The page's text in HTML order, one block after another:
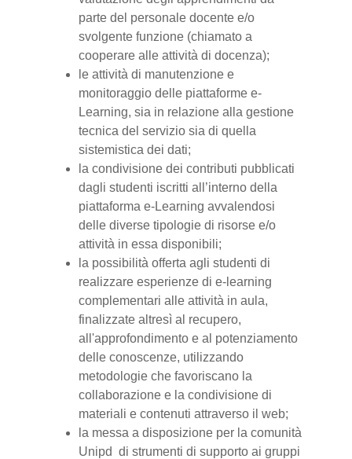
parte del personale docente e/o
svolgente funzione (chiamato a
cooperare alle attività di docenza);
le attività di manutenzione e
monitoraggio delle piattaforme e-
Learning, sia in relazione alla gestione
tecnica del servizio sia di quella
sistemistica dei dati;
la condivisione dei contributi pubblicati
dagli studenti iscritti all’interno della
piattaforma e-Learning avvalendosi
delle diverse tipologie di risorse e/o
attività in essa disponibili;
la possibilità offerta agli studenti di
realizzare esperienze di e-learning
complementari alle attività in aula,
finalizzate altresì al recupero,
all'approfondimento e al potenziamento
delle conoscenze, utilizzando
metodologie che favoriscano la
collaborazione e la condivisione di
materiali e contenuti attraverso il web;
la messa a disposizione per la comunità
Unipd di strumenti di supporto ai gruppi